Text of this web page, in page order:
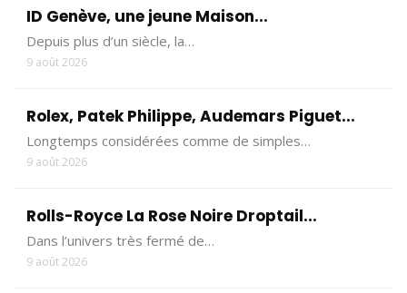
ID Genève, une jeune Maison...
Depuis plus d’un siècle, la…
9 août 2026
Rolex, Patek Philippe, Audemars Piguet...
Longtemps considérées comme de simples…
9 août 2026
Rolls-Royce La Rose Noire Droptail...
Dans l’univers très fermé de…
9 août 2026